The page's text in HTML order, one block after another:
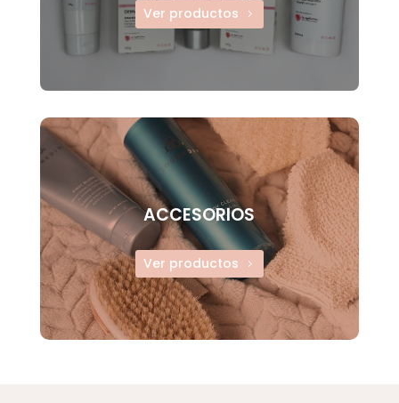
Ver productos
ACCESORIOS
Ver productos